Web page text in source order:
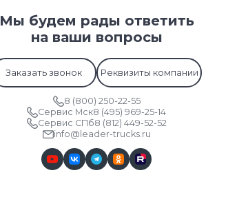
Мы будем рады ответить
на ваши вопросы
Заказать звонок Реквизиты компании
8 (800) 250-22-55
Сервис Мск8 (495) 969-25-14
Сервис СПб8 (812) 449-52-52
info@leader-trucks.ru